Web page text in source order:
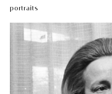
portraits